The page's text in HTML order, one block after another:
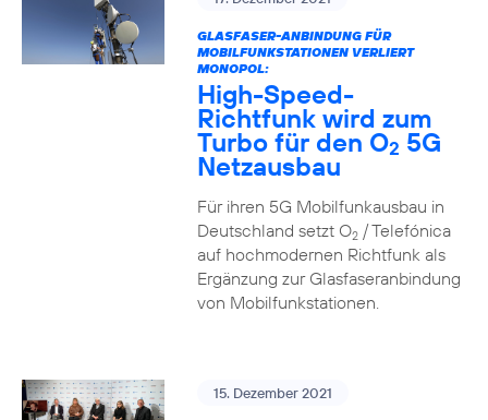
GLASFASER-ANBINDUNG FÜR
MOBILFUNKSTATIONEN VERLIERT
MONOPOL:
High-Speed-
Richtfunk wird zum
Turbo für den O2 5G
Netzausbau
Für ihren 5G Mobilfunkausbau in
Deutschland setzt O2/ Telefónica
auf hochmodernen Richtfunk als
Ergänzung zur Glasfaseranbindung
von Mobilfunkstationen.
15. Dezember 2021